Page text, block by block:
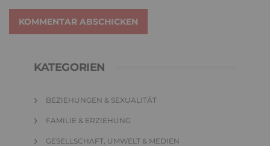
KOMMENTAR ABSCHICKEN
KATEGORIEN
BEZIEHUNGEN & SEXUALITÄT
FAMILIE & ERZIEHUNG
GESELLSCHAFT, UMWELT & MEDIEN